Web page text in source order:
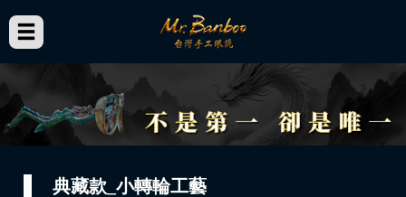
典藏款_小轉輪工藝